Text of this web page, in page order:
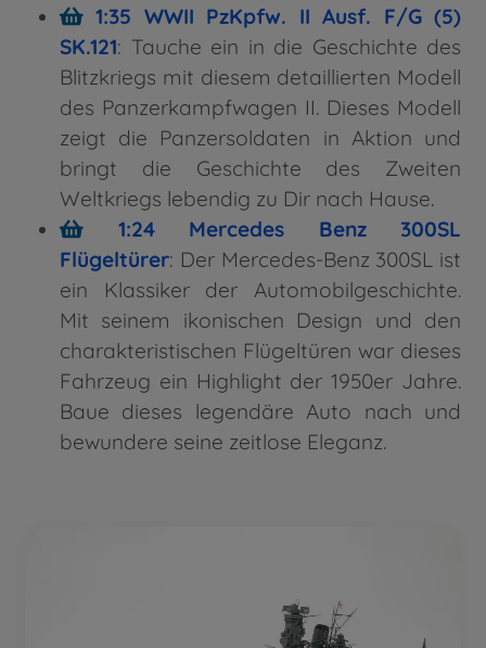
1:35 WWII PzKpfw. II Ausf. F/G (5)
SK.121: Tauche ein in die Geschichte des
Blitzkriegs mit diesem detaillierten Modell
des Panzerkampfwagen II. Dieses Modell
zeigt die Panzersoldaten in Aktion und
bringt die Geschichte des Zweiten
Weltkriegs lebendig zu Dir nach Hause.
1:24 Mercedes Benz 300SL
Flügeltürer: Der Mercedes-Benz 300SL ist
ein Klassiker der Automobilgeschichte.
Mit seinem ikonischen Design und den
charakteristischen Flügeltüren war dieses
Fahrzeug ein Highlight der 1950er Jahre.
Baue dieses legendäre Auto nach und
bewundere seine zeitlose Eleganz.